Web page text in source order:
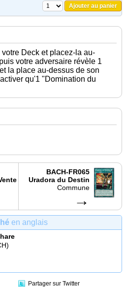
Ajouter au panier
Deck et placez-la au-
votre adversaire révèle 1
la place au-dessus de son
qu'1 "Domination du
BACH-FR065
Uradora du Destin
Commune
→
en anglais
Partager sur Twitter